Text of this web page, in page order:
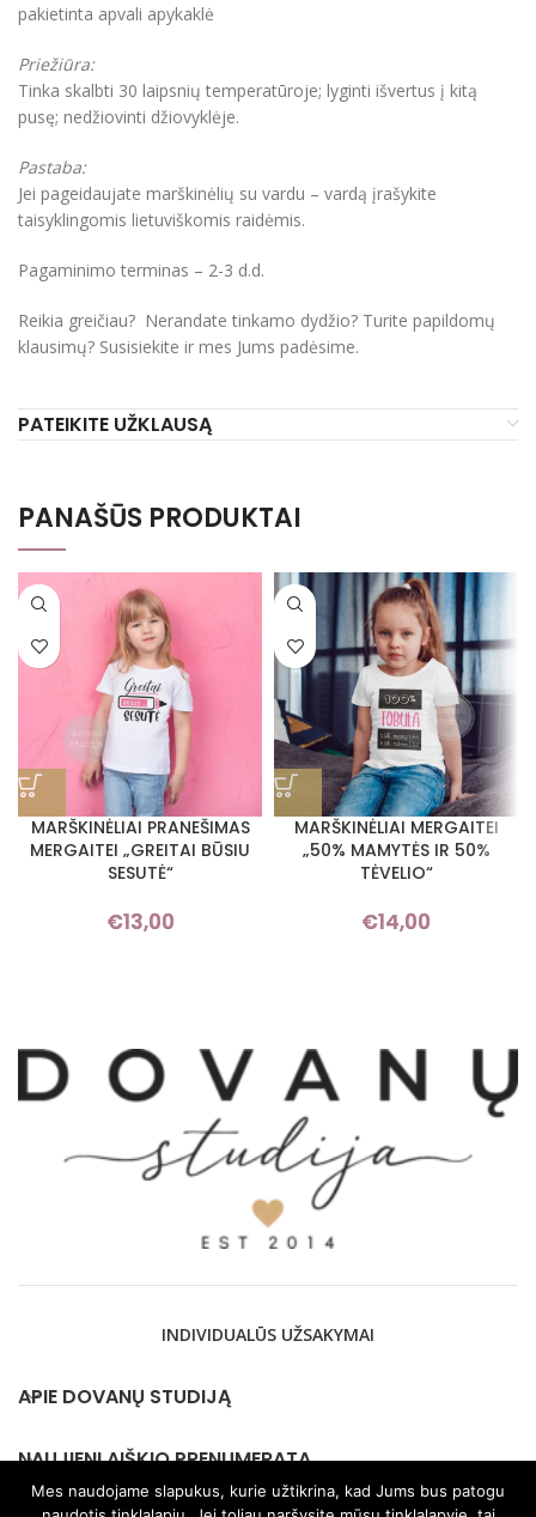
pakietinta apvali apykaklė
Priežiūra:
Tinka skalbti 30 laipsnių temperatūroje; lyginti išvertus į kitą
pusę; nedžiovinti džiovyklėje.
Pastaba:
Jei pageidaujate marškinėlių su vardu – vardą įrašykite
taisyklingomis lietuviškomis raidėmis.
Pagaminimo terminas – 2-3 d.d.
Reikia greičiau? Nerandate tinkamo dydžio? Turite papildomų
klausimų? Susisiekite ir mes Jums padėsime.
PATEIKITE UŽKLAUSĄ
PANAŠŪS PRODUKTAI
MARŠKINĖLIAI PRANEŠIMAS
MERGAITEI „GREITAI BŪSIU
SESUTĖ“
€13,00
MARŠKINĖLIAI MERGAITEI
„50% MAMYTĖS IR 50%
TĖVELIO“
€14,00
INDIVIDUALŪS UŽSAKYMAI
APIE DOVANŲ STUDIJĄ
NAUJIENLAIŠKIO PRENUMERATA
Mes naudojame slapukus, kurie užtikrina, kad Jums bus patogu